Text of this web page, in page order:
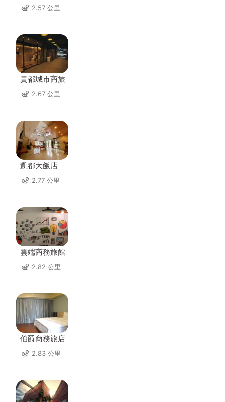
2.57 公里
貴都城市商旅
2.67 公里
凱都大飯店
2.77 公里
雲端商務旅館
2.82 公里
伯爵商務旅店
2.83 公里